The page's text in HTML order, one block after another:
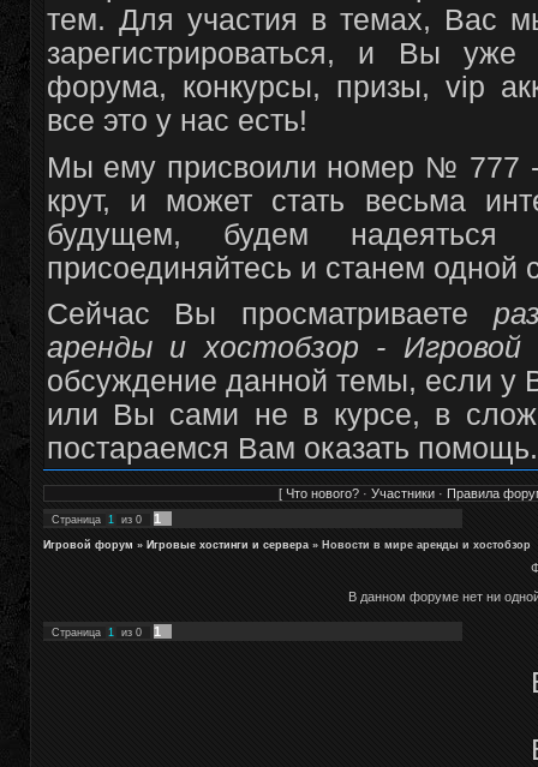
тем. Для участия в темах, Вас
зарегистрироваться, и Вы уже
форума, конкурсы, призы, vip
все это у нас есть!
Мы ему присвоили номер № 777 -
крут, и может стать весьма
будущем, будем
присоединяйтесь и станем одной
Сейчас Вы просматриваете
аренды и хостобзор - Игровой
обсуждение данной темы, если у
или Вы сами не в курсе, в
постараемся Вам оказать помощь.
[ Что нового?· Участники· Правила
Страница 1 из 0 1
Игровой форум » Игровые хостинги и сервера » Новости в мире аренды и хостобзор
В данном форуме нет ни
Страница 1 из 0 1